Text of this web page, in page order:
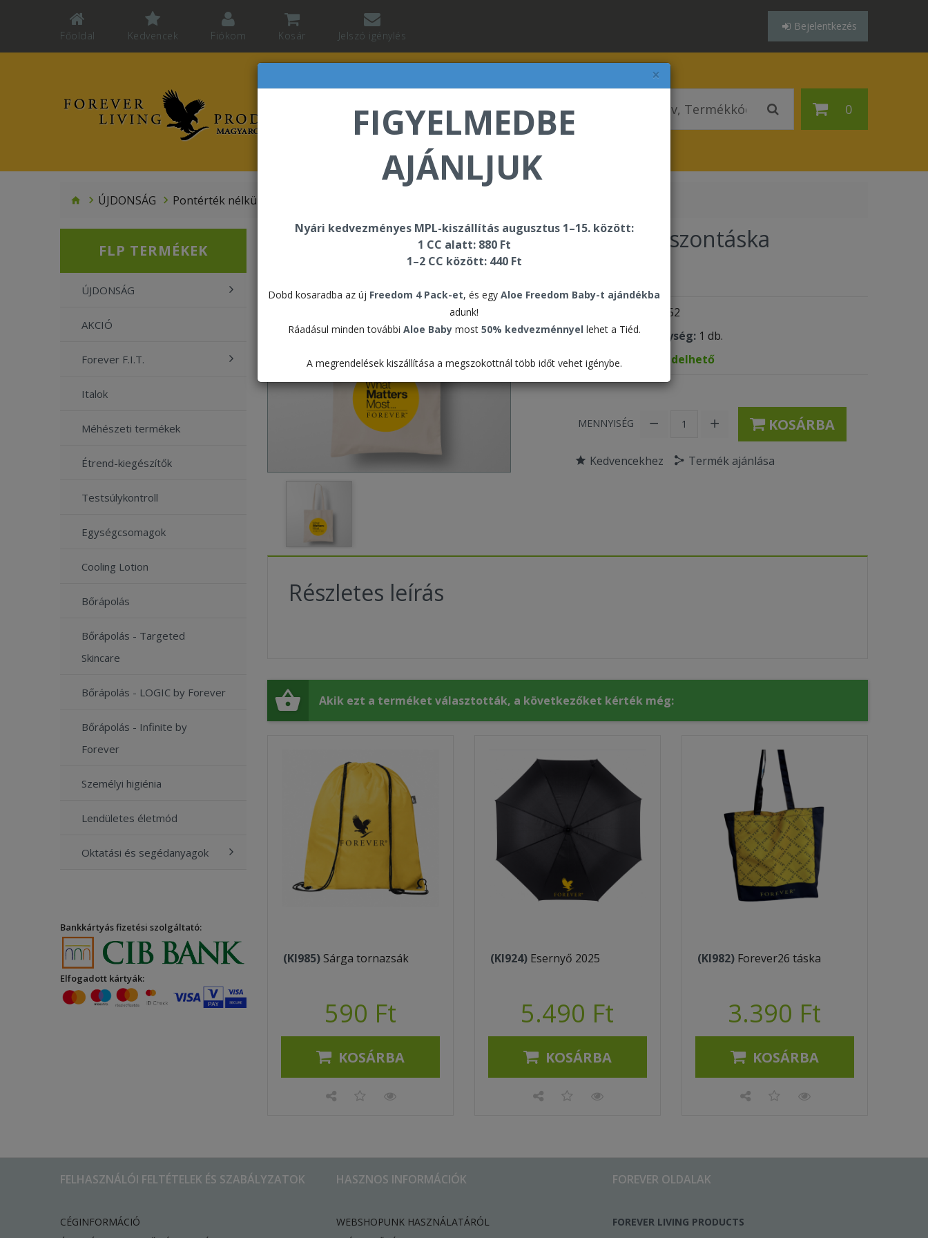
×
FIGYELMEDBE
AJÁNLJUK
Nyári kedvezményes MPL-kiszállítás augusztus 1–15. között:
1 CC alatt: 880 Ft
1–2 CC között: 440 Ft
Dobd kosaradba az új Freedom 4 Pack-et, és egy Aloe Freedom Baby-t ajándékba
adunk!
Ráadásul minden további Aloe Babymost 50% kedvezménnyel lehet a Tiéd.
A megrendelések kiszállítása a megszokottnál több időt vehet igénybe.
Főoldal Kedvencek Fiókom Kosár Jelszó igénylés
Bejelentkezés
0
ÚJDONSÁG Pontérték nélküli újdonságok
FLP TERMÉKEK
ÚJDONSÁG
AKCIÓ
Forever F.I.T.
Italok
Méhészeti termékek
Étrend-kiegészítők
Testsúlykontroll
Egységcsomagok
Cooling Lotion
Bőrápolás
Bőrápolás - Targeted
Skincare
Bőrápolás - LOGIC by Forever
Bőrápolás - Infinite by
Forever
Személyi higiénia
Lendületes életmód
Oktatási és segédanyagok
Bankkártyás fizetési szolgáltató:
Elfogadott kártyák:
WMM Vászontáska
KI952
Csomagolási egység: 1 db.
Elérhetőség:
Rendelhető
MENNYISÉG KOSÁRBA
Kedvencekhez Termék ajánlása
Részletes leírás
Akik ezt a terméket választották, a következőket kérték még:
(KI985) Sárga tornazsák
590 Ft
KOSÁRBA
(KI924) Esernyő 2025
5.490 Ft
KOSÁRBA
(KI982) Forever26 táska
3.390 Ft
KOSÁRBA
FELHASZNÁLÓI FELTÉTELEK ÉS SZABÁLYZATOK
CÉGINFORMÁCIÓ
HASZNOS INFORMÁCIÓK
WEBSHOPUNK HASZNÁLATÁRÓL
FOREVER OLDALAK
FOREVER LIVING PRODUCTS